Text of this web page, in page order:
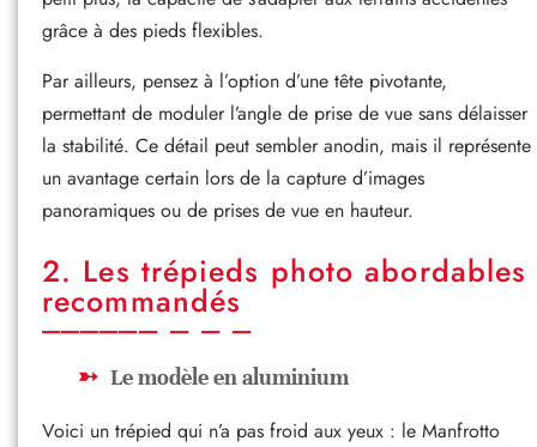
grâce à des pieds flexibles.
Par ailleurs, pensez à l’option d’une tête pivotante,
permettant de moduler l’angle de prise de vue sans délaisser
la stabilité. Ce détail peut sembler anodin, mais il représente
un avantage certain lors de la capture d’images
panoramiques ou de prises de vue en hauteur.
2. Les trépieds photo abordables
recommandés
Le modèle en aluminium
Voici un trépied qui n’a pas froid aux yeux : le Manfrotto